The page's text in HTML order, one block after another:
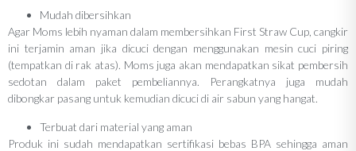
Mudah dibersihkan
Agar Moms lebih nyaman dalam membersihkan First Straw Cup, cangkir
ini terjamin aman jika dicuci dengan menggunakan mesin cuci piring
(tempatkan di rak atas). Moms juga akan mendapatkan sikat pembersih
sedotan dalam paket pembeliannya. Perangkatnya juga mudah
dibongkar pasang untuk kemudian dicuci di air sabun yang hangat.
Terbuat dari material yang aman
Produk ini sudah mendapatkan sertifikasi bebas BPA sehingga aman